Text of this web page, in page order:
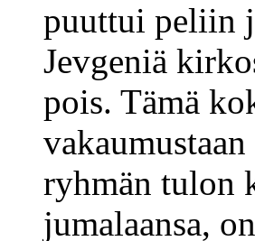
puuttui peliin
Jevgeniä
pois. Tämä
ryhmän tulon
jumalaansa,